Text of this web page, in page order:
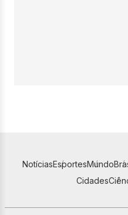
NotíciasEsportesMundo
Cidades